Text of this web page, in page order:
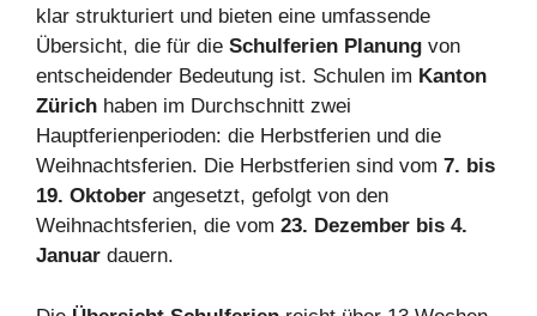
klar strukturiert und bieten eine umfassende
Übersicht, die für die Schulferien Planung von
entscheidender Bedeutung ist. Schulen im Kanton
Zürich haben im Durchschnitt zwei
Hauptferienperioden: die Herbstferien und die
Weihnachtsferien. Die Herbstferien sind vom 7. bis
19. Oktober angesetzt, gefolgt von den
Weihnachtsferien, die vom 23. Dezember bis 4.
Januar dauern.